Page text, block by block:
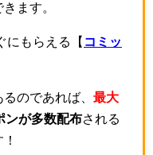
ます。
にもらえる【 コミッ
のであれば、 最大
ンが多数配布される